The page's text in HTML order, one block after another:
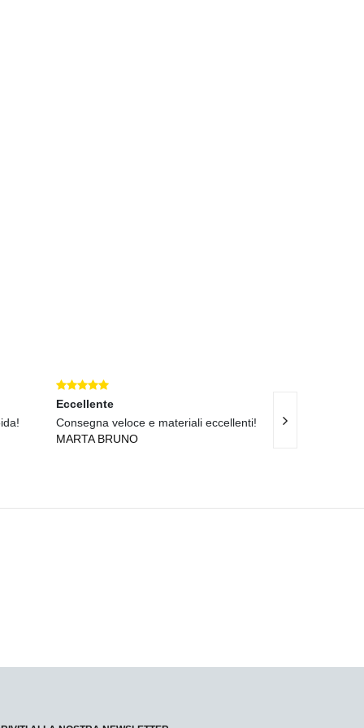
Eccellente
Consegna veloce e materiali eccellenti!
MARTA BRUNO
Spedizione